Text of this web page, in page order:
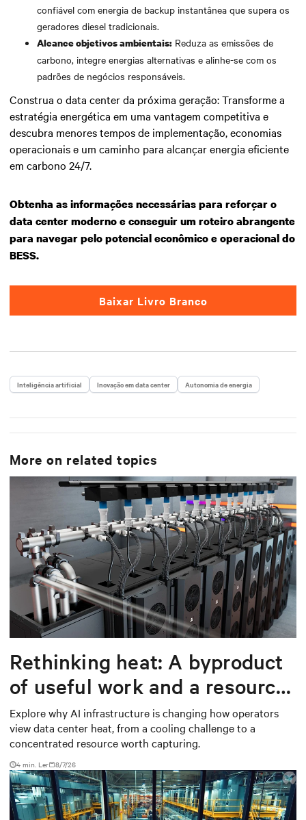
confiável com energia de backup instantânea que supera os
geradores diesel tradicionais.
Alcance objetivos ambientais: Reduza as emissões de
carbono, integre energias alternativas e alinhe-se com os
padrões de negócios responsáveis.
Construa o data center da próxima geração: Transforme a
estratégia energética em uma vantagem competitiva e
descubra menores tempos de implementação, economias
operacionais e um caminho para alcançar energia eficiente
em carbono 24/7.
Obtenha as informações necessárias para reforçar o
data center moderno e conseguir um roteiro abrangente
para navegar pelo potencial econômico e operacional do
BESS.
Baixar Livro Branco
Inteligência artificial Inovação em data center Autonomia de energia
More on related topics
Rethinking heat: A byproduct
of useful work and a resource
worth capturing
Explore why AI infrastructure is changing how operators
view data center heat, from a cooling challenge to a
concentrated resource worth capturing.
4 min. Ler 8/7/26